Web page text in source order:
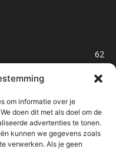
om informatie over je
doen dit met als doel om de
advertenties te tonen.
kunnen we gegevens zoals
verwerken. Als je geen
62
47
32
32